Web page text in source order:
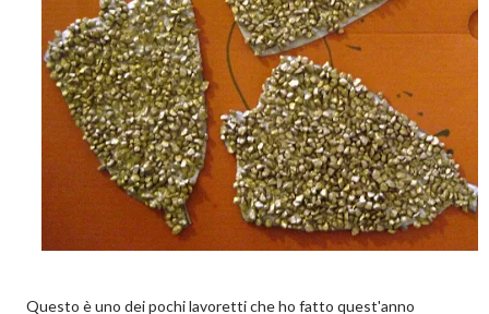
Questo è uno dei pochi lavoretti che ho fatto quest'anno